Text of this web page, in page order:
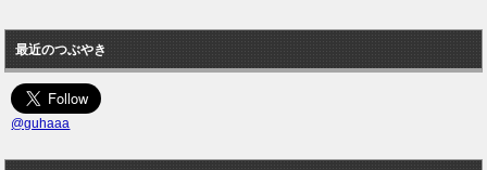
最近のつぶやき
@guhaaa